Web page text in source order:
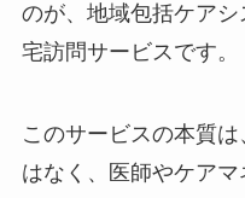
のが、地域包括ケア
宅訪問サービスです。
このサービスの本質
はなく、医師やケア